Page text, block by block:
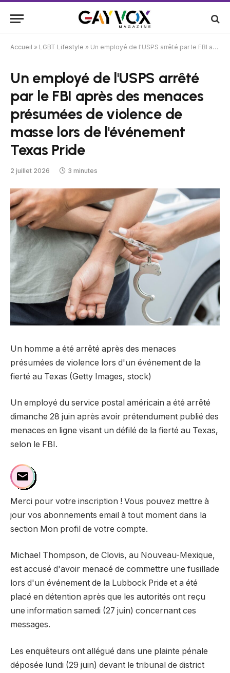
Accueil » LGBT Lifestyle » Un employé de l'USPS arrêté par le FBI après des menaces présumées de violence de masse lors de l'événement Texas Pride
Un employé de l'USPS arrêté
par le FBI après des menaces
présumées de violence de
masse lors de l'événement
Texas Pride
2 juillet 2026 3 minutes
Un homme a été arrêté après des menaces
présumées de violence lors d'un événement de la
fierté au Texas (Getty Images, stock)
Un employé du service postal américain a été arrêté
dimanche 28 juin après avoir prétendument publié des
menaces en ligne visant un défilé de la fierté au Texas,
selon le FBI.
Merci pour votre inscription ! Vous pouvez mettre à
jour vos abonnements email à tout moment dans la
section Mon profil de votre compte.
Michael Thompson, de Clovis, au Nouveau-Mexique,
est accusé d'avoir menacé de commettre une fusillade
lors d'un événement de la Lubbock Pride et a été
placé en détention après que les autorités ont reçu
une information samedi (27 juin) concernant ces
messages.
Les enquêteurs ont allégué dans une plainte pénale
déposée lundi (29 juin) devant le tribunal de district